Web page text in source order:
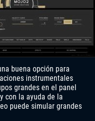
buena opción para
instrumentales
grandes en el panel
con la ayuda de la
puede simular grandes